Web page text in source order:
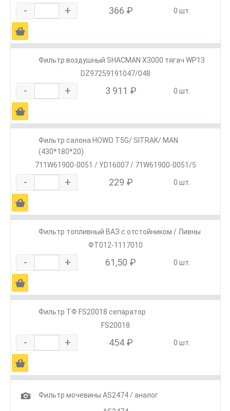
- + 366 ₽ 0 шт.
Ä
Фильтр воздушный SHACMAN X3000 тягач WP13
DZ97259191047/048
- + 3 911 ₽ 0 шт.
Ä
Фильтр салона HOWO T5G/ SITRAK/ MAN
(430*180*20)
711W61900-0051 / YD16007 / 71W61900-0051/5
- + 229 ₽ 0 шт.
Ä
Фильтр топливный ВАЗ с отстойником / Ливны
ФТ012-1117010
- + 61,50 ₽ 0 шт.
Ä
Фильтр ТФ FS20018 сепаратор
FS20018
- + 454 ₽ 0 шт.
Ä
1
Фильтр мочевины AS2474 / аналог